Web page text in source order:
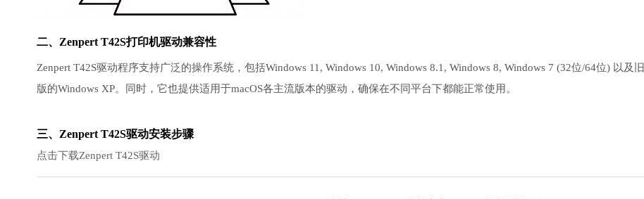
二、Zenpert T42S打印机驱动兼容性
Zenpert T42S驱动程序支持广泛的操作系统，包括Windows 11, Windows 10, Windows 8.1, Windows 8, Windows 7 (32位/64位) 以及旧
版的Windows XP。同时，它也提供适用于macOS各主流版本的驱动，确保在不同平台下都能正常使用。
三、Zenpert T42S驱动安装步骤
点击下载Zenpert T42S驱动